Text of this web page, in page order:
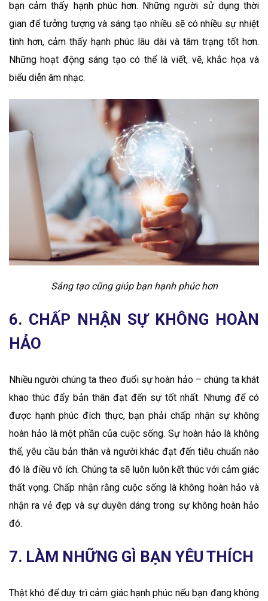
bạn cảm thấy hạnh phúc hơn. Những người sử dụng thời
gian để tưởng tượng và sáng tạo nhiều sẽ có nhiều sự nhiệt
tình hơn, cảm thấy hạnh phúc lâu dài và tâm trạng tốt hơn.
Những hoạt động sáng tạo có thể là viết, vẽ, khắc họa và
biểu diễn âm nhạc.
Sáng tạo cũng giúp bạn hạnh phúc hơn
6. CHẤP NHẬN SỰ KHÔNG HOÀN
HẢO
Nhiều người chúng ta theo đuổi sự hoàn hảo – chúng ta khát
khao thúc đẩy bản thân đạt đến sự tốt nhất. Nhưng để có
được hạnh phúc đích thực, bạn phải chấp nhận sự không
hoàn hảo là một phần của cuộc sống. Sự hoàn hảo là không
thể, yêu cầu bản thân và người khác đạt đến tiêu chuẩn nào
đó là điều vô ích. Chúng ta sẽ luôn luôn kết thúc với cảm giác
thất vọng. Chấp nhận rằng cuộc sống là không hoàn hảo và
nhận ra vẻ đẹp và sự duyên dáng trong sự không hoàn hảo
đó.
7. LÀM NHỮNG GÌ BẠN YÊU THÍCH
Thật khó để duy trì cảm giác hạnh phúc nếu bạn đang không